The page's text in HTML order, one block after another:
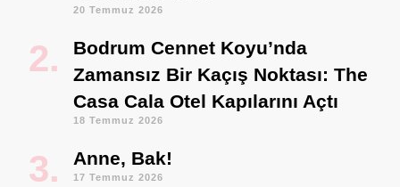
20 Temmuz 2026
Bodrum Cennet Koyu’nda
Zamansız Bir Kaçış Noktası: The
Casa Cala Otel Kapılarını Açtı
18 Temmuz 2026
Anne, Bak!
17 Temmuz 2026